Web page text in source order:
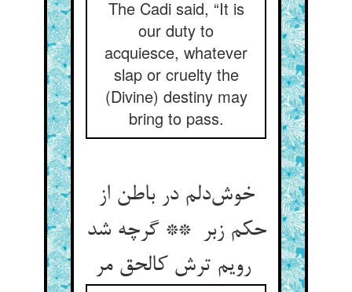
The Cadi said, “It is
our duty to
acquiesce, whatever
slap or cruelty the
(Divine) destiny may
bring to pass.
خوش‌دلم در باطن از
حکم زبر ** گرچه شد